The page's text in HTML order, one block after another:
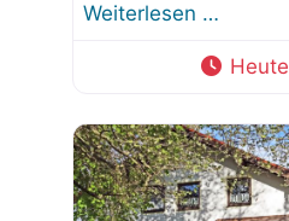
Weiterlesen …